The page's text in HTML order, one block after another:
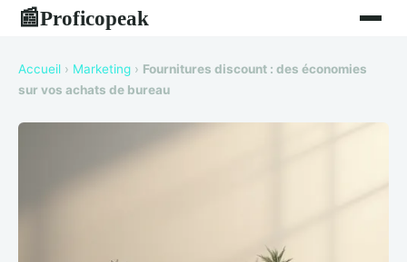
📰Proficopeak
Accueil › Marketing › Fournitures discount : des économies
sur vos achats de bureau